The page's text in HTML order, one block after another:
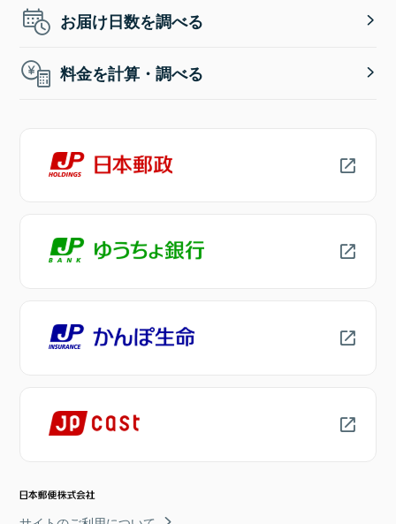
お届け日数を調べる
料金を計算・調べる